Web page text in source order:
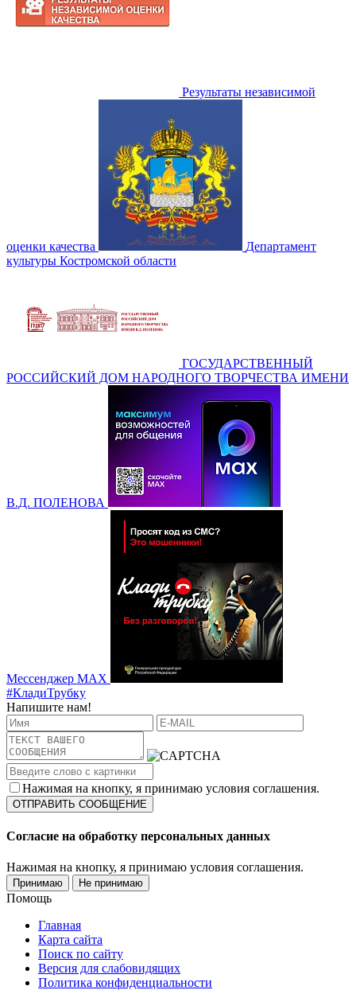
Результаты независимой
оценки качества
Департамент
культуры Костромской области
ГОСУДАРСТВЕННЫЙ
РОССИЙСКИЙ ДОМ НАРОДНОГО ТВОРЧЕСТВА ИМЕНИ
В.Д. ПОЛЕНОВА
Мессенджер MAX
#КладиТрубку
Напишите нам!
Нажимая на кнопку, я принимаю условия соглашения.
Согласие на обработку персональных данных
Нажимая на кнопку, я принимаю условия соглашения.
Принимаю Не принимаю
Помощь
Главная
Карта сайта
Поиск по сайту
Версия для слабовидящих
Политика конфиденциальности